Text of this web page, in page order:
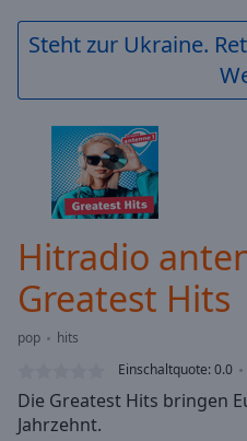
Video
Play
Backward
Forward
Current
0:00
Duration-:-
0.00%
Stream
Type
live,
currently
behind
Steht zur Ukraine.
Hitradio
Greatest Hits
pop
hits
Einschaltquote:0.0
Die Greatest Hits bringen
Jahrzehnt.